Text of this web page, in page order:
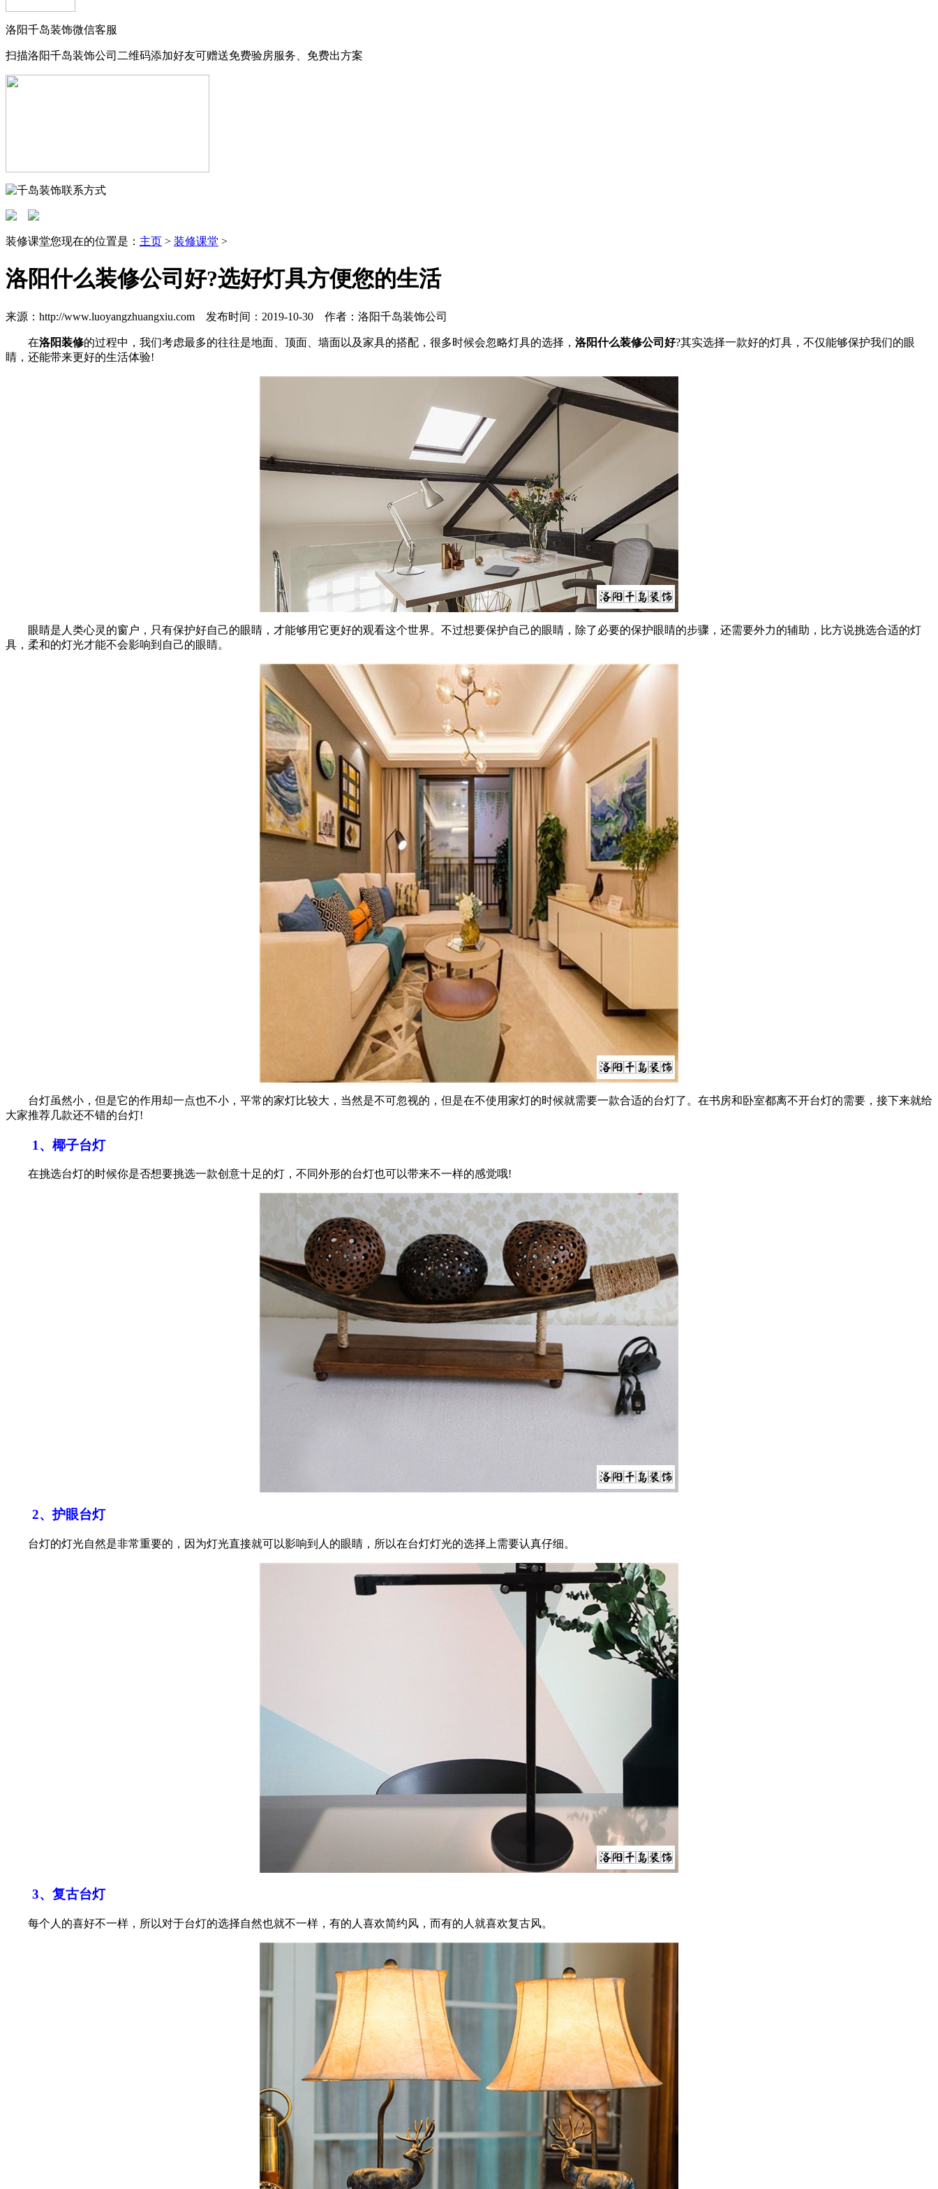
洛阳千岛装饰微信客服
扫描洛阳千岛装饰公司二维码添加好友可赠送免费验房服务、免费出方案
装修课堂您现在的位置是： 主页 > 装修课堂 >
洛阳什么装修公司好?选好灯具方便您的生活
来源：http://www.luoyangzhuangxiu.com 发布时间：2019-10-30 作者：洛阳千岛装饰公司
在洛阳装修的过程中，我们考虑最多的往往是地面、顶面、墙面以及家具的搭配，很多时候会忽略灯具的选择， 洛阳什么装修公司好?其实选择一款好的灯具，不仅能够保护我们的眼
睛，还能带来更好的生活体验!
眼睛是人类心灵的窗户，只有保护好自己的眼睛，才能够用它更好的观看这个世界。不过想要保护自己的眼睛，除了必要的保护眼睛的步骤，还需要外力的辅助，比方说挑选合适的灯
具，柔和的灯光才能不会影响到自己的眼睛。
台灯虽然小，但是它的作用却一点也不小，平常的家灯比较大，当然是不可忽视的，但是在不使用家灯的时候就需要一款合适的台灯了。在书房和卧室都离不开台灯的需要，接下来就给
大家推荐几款还不错的台灯!
1、椰子台灯
在挑选台灯的时候你是否想要挑选一款创意十足的灯，不同外形的台灯也可以带来不一样的感觉哦!
2、护眼台灯
台灯的灯光自然是非常重要的，因为灯光直接就可以影响到人的眼睛，所以在台灯灯光的选择上需要认真仔细。
3、复古台灯
每个人的喜好不一样，所以对于台灯的选择自然也就不一样，有的人喜欢简约风，而有的人就喜欢复古风。